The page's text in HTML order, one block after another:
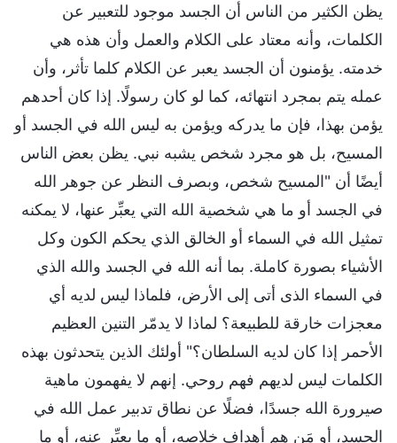
يظن الكثير من الناس أن الجسد موجود للتعبير عن
الكلمات، وأنه معتاد على الكلام والعمل وأن هذه هي
خدمته. يؤمنون أن الجسد يعبر عن الكلام كلما تأثر، وأن
عمله يتم بمجرد انتهائه، كما لو كان رسولًا. إذا كان أحدهم
يؤمن بهذا، فإن ما يدركه ويؤمن به ليس الله في الجسد أو
المسيح، بل هو مجرد شخص يشبه نبي. يظن بعض الناس
أيضًا أن "المسيح شخص، وبصرف النظر عن جوهر الله
في الجسد أو ما هي شخصية الله التي يعبِّر عنها، لا يمكنه
تمثيل الله في السماء أو الخالق الذي يحكم الكون وكل
الأشياء بصورة كاملة. بما أنه الله في الجسد والله الذي
في السماء الذى أتى إلى الأرض، فلماذا ليس لديه أي
معجزات خارقة للطبيعة؟ لماذا لا يدمّر التنين العظيم
الأحمر إذا كان لديه السلطان؟" أولئك الذين يتحدثون بهذه
الكلمات ليس لديهم فهم روحي. إنهم لا يفهمون ماهية
صيرورة الله جسدًا، فضلًا عن نطاق تدبير عمل الله في
الجسد، أو مَن هم أهداف خلاصه، أو ما يعبِّر عنه، أو ما